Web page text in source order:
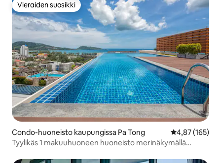
Vieraiden suosikki
Vieraiden suosikki
Condo-huoneisto kaupungissa Pa Tong
4,87 (165)
Tyylikäs 1 makuuhuoneen huoneisto merinäkymällä